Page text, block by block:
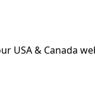
USA & Canada